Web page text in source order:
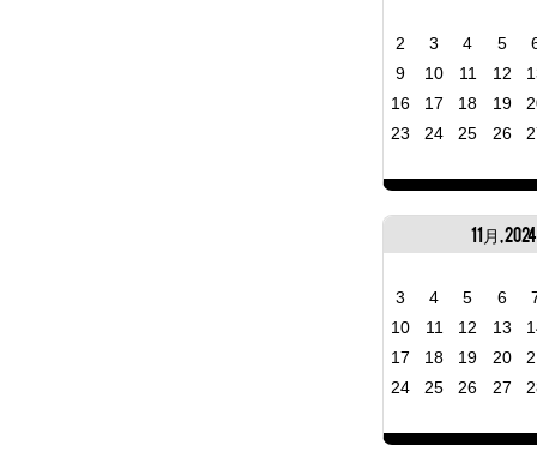
2 3 4 5
9
10 11 12
16
17 18 19
23
24 25 26
11月, 2024
3 4 5 6
10
11 12 13
17
18 19 20
24
25 26 27